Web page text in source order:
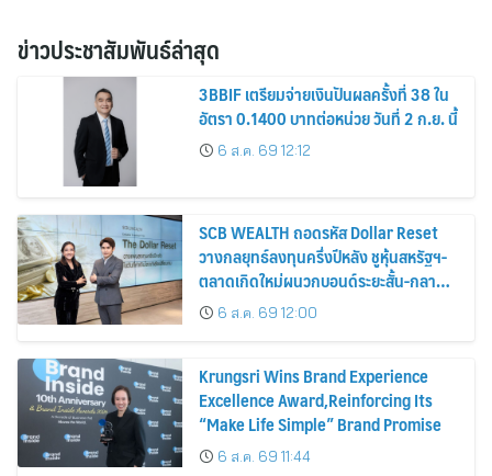
ข่าวประชาสัมพันธ์ล่าสุด
3BBIF เตรียมจ่ายเงินปันผลครั้งที่ 38 ใน
อัตรา 0.1400 บาทต่อหน่วย วันที่ 2 ก.ย. นี้
6 ส.ค. 69 12:12
SCB WEALTH ถอดรหัส Dollar Reset
วางกลยุทธ์ลงทุนครึ่งปีหลัง ชูหุ้นสหรัฐฯ-
ตลาดเกิดใหม่ผนวกบอนด์ระยะสั้น-กลาง
เสริมพอร์ตแกร่ง
6 ส.ค. 69 12:00
Krungsri Wins Brand Experience
Excellence Award,Reinforcing Its
“Make Life Simple” Brand Promise
6 ส.ค. 69 11:44